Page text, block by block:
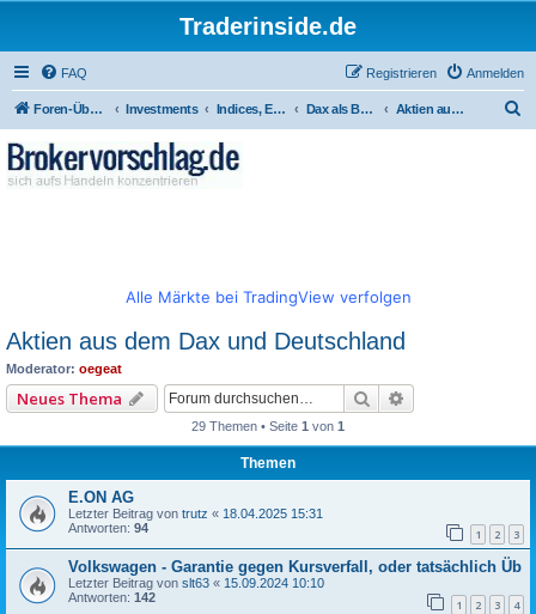
Traderinside.de
FAQ Anmelden
Registrieren
Foren-Übersicht Investments Indices, Einzelaktien - weltweit Dax als Basis ob Charttechnisch oder Fundermental. Aktien aus dem Dax und Deutschland
Alle Märkte bei TradingView verfolgen
Aktien aus dem Dax und Deutschland
Moderator: oegeat
Neues Thema Suche
29 Themen • Seite 1 von 1
Themen
E.ON AG
Letzter Beitrag von trutz « 18.04.2025 15:31
Antworten: 94 1 2 3
Volkswagen - Garantie gegen Kursverfall, oder tatsächlich Üb
Letzter Beitrag von slt63 « 15.09.2024 10:10
Antworten: 142 1 2 3 4